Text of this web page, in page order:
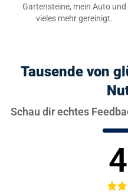
Gartensteine, mein Auto und
vieles mehr gereinigt.
Tausende von
Schau dir echtes